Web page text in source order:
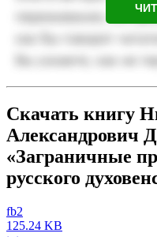
Скачать книгу
Александрович
«Заграничные
русского
fb2
125.24 KB